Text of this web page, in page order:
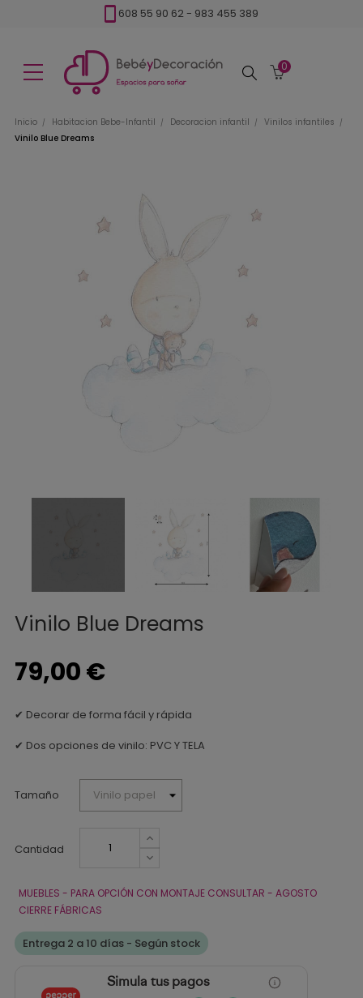
608 55 90 62 - 983 455 389
Buscar
0
Inicio Habitacion Bebe-Infantil Decoracion infantil
Vinilos infantiles
Vinilo Blue Dreams
Vinilo Blue Dreams
79,00 €
✔ Decorar de forma fácil y rápida
✔ Dos opciones de vinilo: PVC Y TELA
Tamaño
Cantidad
MUEBLES - PARA OPCIÓN CON MONTAJE CONSULTAR - AGOSTO
CIERRE FÁBRICAS
Entrega 2 a 10 días - Según stock
Simula tus pagos